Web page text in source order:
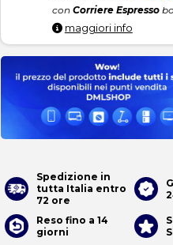
con Corriere Espresso
maggiori info
Spedizione in
tutta Italia entro
72 ore
Reso fino a 14
giorni